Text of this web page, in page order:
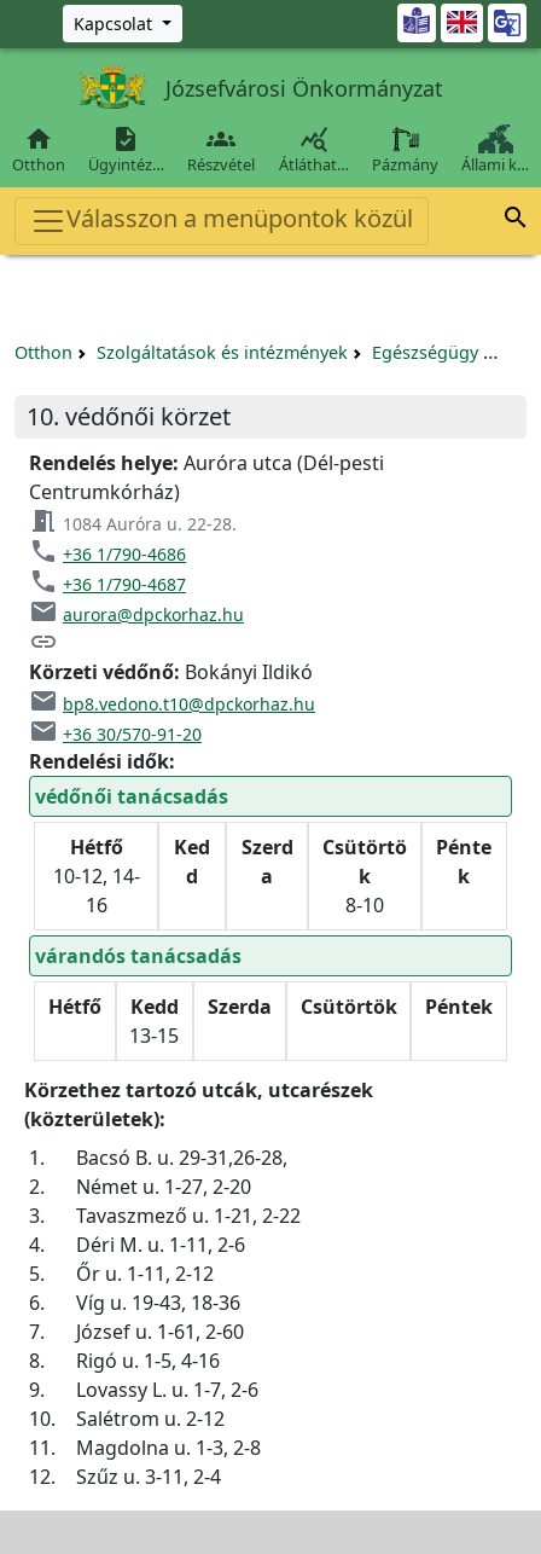
Ugrás a fő tartalomra
Kapcsolat 
Józsefvárosi Önkormányzat

Otthon

Ügyintéz…

Részvétel

Átláthat… Pázmány Állami k…
Válasszon a menüpontok közül 
Otthon Szolgáltatások és intézmények Egészségügy
10. védőnői körzet
Rendelés helye: Auróra utca (Dél-pesti
Centrumkórház)
meeting_room 1084 Auróra u. 22-28.
phone +36 1/790-4686
phone +36 1/790-4687
email aurora@dpckorhaz.hu
link
Körzeti védőnő: Bokányi Ildikó
email bp8.vedono.t10@dpckorhaz.hu
email +36 30/570-91-20
Rendelési idők:
védőnői tanácsadás
Hétfő
10-12, 14-
16
Ked
d
Szerd
a
Csütörtö
k
8-10
Pénte
k
várandós tanácsadás
Hétfő
Kedd
13-15
Szerda Csütörtök Péntek
Körzethez tartozó utcák, utcarészek
(közterületek):
1.
Bacsó B. u. 29-31,26-28,
2.
Német u. 1-27, 2-20
3.
Tavaszmező u. 1-21, 2-22
4.
Déri M. u. 1-11, 2-6
5.
Őr u. 1-11, 2-12
6.
Víg u. 19-43, 18-36
7.
József u. 1-61, 2-60
8.
Rigó u. 1-5, 4-16
9.
Lovassy L. u. 1-7, 2-6
10.
Salétrom u. 2-12
11.
Magdolna u. 1-3, 2-8
12.
Szűz u. 3-11, 2-4